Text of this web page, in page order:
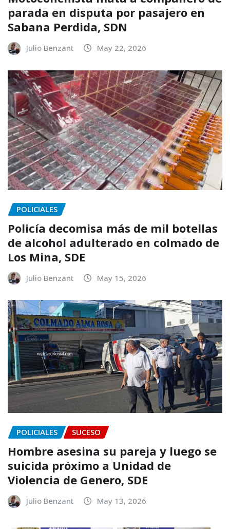
parada en disputa por pasajero en
Sabana Perdida, SDN
Julio Benzant May 22, 2026
POLICIALES
Policía decomisa más de mil botellas
de alcohol adulterado en colmado de
Los Mina, SDE
Julio Benzant May 15, 2026
POLICIALES SUCESO
Hombre asesina su pareja y luego se
suicida próximo a Unidad de
Violencia de Genero, SDE
Julio Benzant May 13, 2026